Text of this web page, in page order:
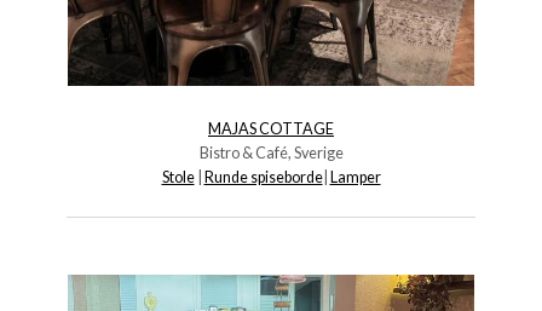
MAJAS COTTAGE
Bistro & Café, Sverige
Stole| Runde spiseborde| Lamper